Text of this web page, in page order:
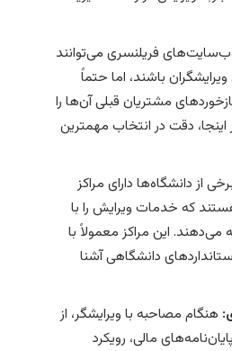
فریلنسری می‌توانند
باشند، اما حتماً
مشتریان قبلی آن‌ها را
دقت در انتخاب مهمترین
از دانشگاه‌ها دارای مراکز
که خدمات ویرایش را با
می‌دهند. این مراکز معمولاً با
دانشگاهی آشنا
هنگام مصاحبه با ویرایشگر، از
مالی، رویکرد